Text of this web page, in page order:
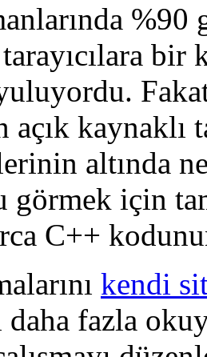
bir
açık kaynaklı
altında
görmek için
C++
kendi
fazla